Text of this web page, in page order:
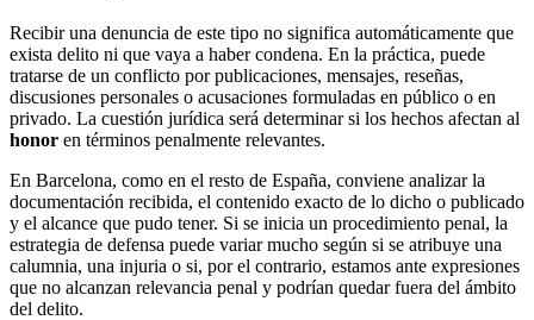
Recibir una denuncia de este tipo no significa automáticamente que
exista delito ni que vaya a haber condena. En la práctica, puede
tratarse de un conflicto por publicaciones, mensajes, reseñas,
discusiones personales o acusaciones formuladas en público o en
privado. La cuestión jurídica será determinar si los hechos afectan al
honor en términos penalmente relevantes.
En Barcelona, como en el resto de España, conviene analizar la
documentación recibida, el contenido exacto de lo dicho o publicado
y el alcance que pudo tener. Si se inicia un procedimiento penal, la
estrategia de defensa puede variar mucho según si se atribuye una
calumnia, una injuria o si, por el contrario, estamos ante expresiones
que no alcanzan relevancia penal y podrían quedar fuera del ámbito
del delito.